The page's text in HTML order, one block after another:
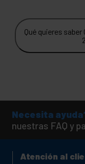
Qué quieres
Necesita
nuestras FAQ y
Atención al